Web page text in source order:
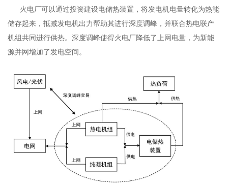
火电厂可以通过投资建设电储热装置，将发电机电量转化为热能
储存起来，抵减发电机出力帮助其进行深度调峰，并联合热电联产
机组共同进行供热。深度调峰使得火电厂降低了上网电量，为新能
源并网增加了发电空间。